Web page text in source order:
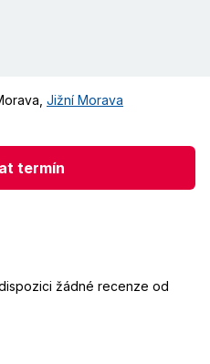
Jižní Morava
termín
žádné recenze od